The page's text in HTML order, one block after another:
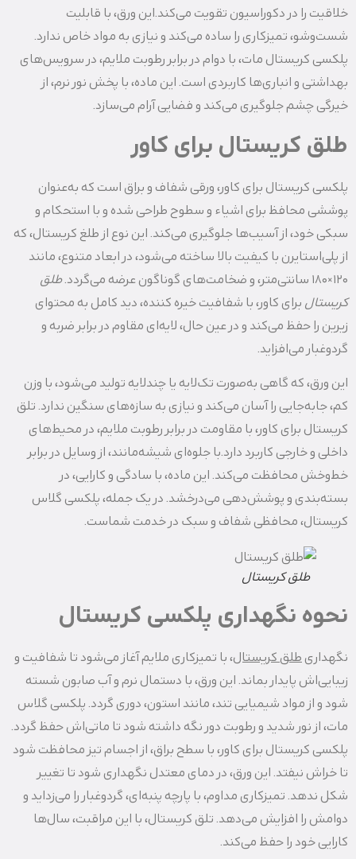
خلاقیت را در دکوراسیون تقویت می‌کند.این ورق، با قابلیت
شست‌وشو، تمیزکاری را ساده می‌کند و نیازی به مواد خاص ندارد.
پلکسی کریستال مات، با دوام در برابر رطوبت ملایم، در سرویس‌های
بهداشتی و انباری‌ها کاربردی است. این ماده، با پخش نور نرم، از
خیرگی چشم جلوگیری می‌کند و فضایی آرام می‌سازد.
طلق کریستال برای کاور
پلکسی کریستال برای کاور، ورقی شفاف و براق است که به‌عنوان
پوششی محافظ برای اشیاء و سطوح طراحی شده و با استحکام و
سبکی خود، از آسیب‌ها جلوگیری می‌کند. این نوع از طلغ کریستال، که
از پلی‌استایرن با کیفیت بالا ساخته می‌شود، در ابعاد متنوع، مانند
120×180 سانتی‌متر، و ضخامت‌های گوناگون عرضه می‌گردد.
طلق
کریستال برای کاور، با شفافیت خیره‌ کننده، دید کامل به محتوای
زیرین را حفظ می‌کند و در عین حال، لایه‌ای مقاوم در برابر ضربه و
گردوغبار می‌افزاید.
این ورق، که گاهی به‌صورت تک‌لایه یا چندلایه تولید می‌شود، با وزن
کم، جابه‌جایی را آسان می‌کند و نیازی به سازه‌های سنگین ندارد. تلق
کریستال برای کاور، با مقاومت در برابر رطوبت ملایم، در محیط‌های
داخلی و خارجی کاربرد دارد.با جلوه‌ای شیشه‌مانند، از وسایل در برابر
خط‌وخش محافظت می‌کند. این ماده، با سادگی و کارایی، در
بسته‌بندی و پوشش‌دهی می‌درخشد. در یک جمله، پلکسی گلاس
کریستال، محافظی شفاف و سبک در خدمت شماست.
طلق کریستال
نحوه نگهداری پلکسی کریستال
نگهداریطلق کریستال، با تمیزکاری ملایم آغاز می‌شود تا شفافیت و
زیبایی‌اش پایدار بماند. این ورق، با دستمال نرم و آب صابون شسته
شود و از مواد شیمیایی تند، مانند استون، دوری گردد. پلکسی گلاس
مات، از نور شدید و رطوبت دور نگه داشته شود تا ماتی‌اش حفظ گردد.
پلکسی کریستال برای کاور، با سطح براق، از اجسام تیز محافظت شود
تا خراش نیفتد. این ورق، در دمای معتدل نگهداری شود تا تغییر
شکل ندهد. تمیزکاری مداوم، با پارچه پنبه‌ای، گردوغبار را می‌زداید و
دوامش را افزایش می‌دهد. تلق کریستال، با این مراقبت، سال‌ها
کارایی خود را حفظ می‌کند.